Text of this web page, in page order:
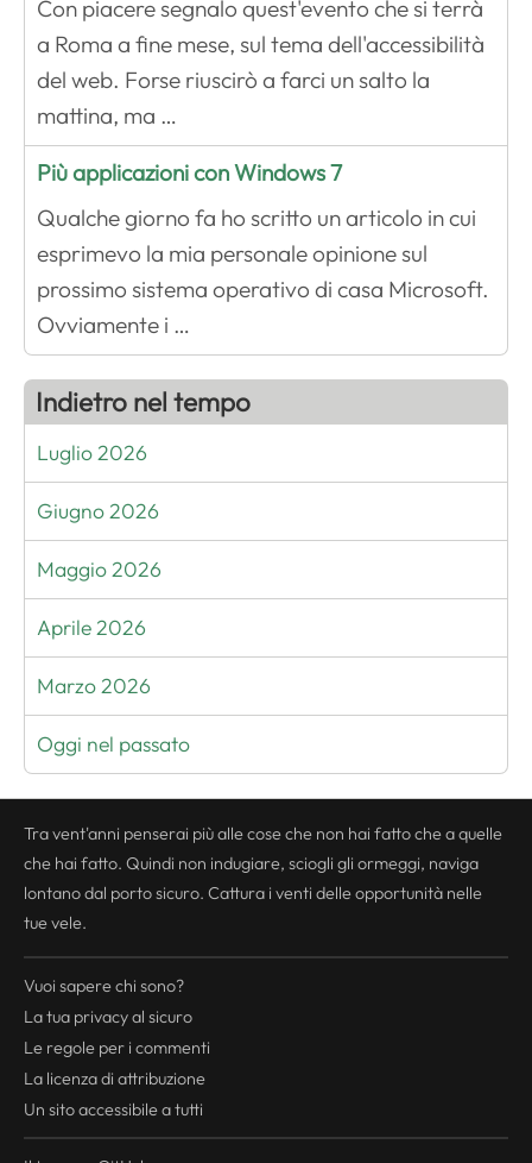
Con piacere segnalo quest'evento che si terrà
a Roma a fine mese, sul tema dell'accessibilità
del web. Forse riuscirò a farci un salto la
mattina, ma …
Più applicazioni con Windows 7
Qualche giorno fa ho scritto un articolo in cui
esprimevo la mia personale opinione sul
prossimo sistema operativo di casa Microsoft.
Ovviamente i …
Indietro nel tempo
Luglio 2026
Giugno 2026
Maggio 2026
Aprile 2026
Marzo 2026
Oggi nel passato
Tra vent'anni penserai più alle cose che non hai fatto che a quelle
che hai fatto. Quindi non indugiare, sciogli gli ormeggi, naviga
lontano dal porto sicuro. Cattura i venti delle opportunità nelle
tue vele.
Vuoi sapere chi sono?
La tua privacyal sicuro
Le regole per i commenti
La licenza di attribuzione
Un sito accessibile a tutti